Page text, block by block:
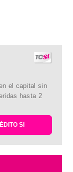
el capital sin
hasta 2
SI